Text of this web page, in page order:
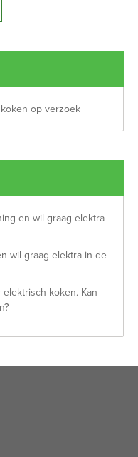
op verzoek
en wil graag elektra
wil graag elektra in de
koken. Kan